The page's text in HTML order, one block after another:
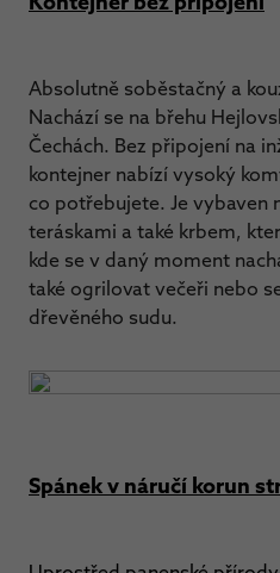
Absolutně soběstačný a
Nachází se na břehu
Čechách. Bez připojení na
kontejner nabízí vysoký
co potřebujete. Je vybaven
teráskami a také krbem,
kde se v daný moment
také ogrilovat večeři nebo
dřevěného sudu.
Spánek v náručí korun